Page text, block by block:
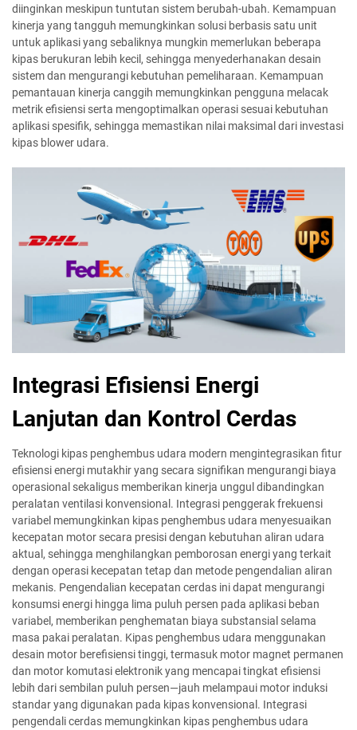
diinginkan meskipun tuntutan sistem berubah-ubah. Kemampuan
kinerja yang tangguh memungkinkan solusi berbasis satu unit
untuk aplikasi yang sebaliknya mungkin memerlukan beberapa
kipas berukuran lebih kecil, sehingga menyederhanakan desain
sistem dan mengurangi kebutuhan pemeliharaan. Kemampuan
pemantauan kinerja canggih memungkinkan pengguna melacak
metrik efisiensi serta mengoptimalkan operasi sesuai kebutuhan
aplikasi spesifik, sehingga memastikan nilai maksimal dari investasi
kipas blower udara.
Integrasi Efisiensi Energi
Lanjutan dan Kontrol Cerdas
Teknologi kipas penghembus udara modern mengintegrasikan fitur
efisiensi energi mutakhir yang secara signifikan mengurangi biaya
operasional sekaligus memberikan kinerja unggul dibandingkan
peralatan ventilasi konvensional. Integrasi penggerak frekuensi
variabel memungkinkan kipas penghembus udara menyesuaikan
kecepatan motor secara presisi dengan kebutuhan aliran udara
aktual, sehingga menghilangkan pemborosan energi yang terkait
dengan operasi kecepatan tetap dan metode pengendalian aliran
mekanis. Pengendalian kecepatan cerdas ini dapat mengurangi
konsumsi energi hingga lima puluh persen pada aplikasi beban
variabel, memberikan penghematan biaya substansial selama
masa pakai peralatan. Kipas penghembus udara menggunakan
desain motor berefisiensi tinggi, termasuk motor magnet permanen
dan motor komutasi elektronik yang mencapai tingkat efisiensi
lebih dari sembilan puluh persen—jauh melampaui motor induksi
standar yang digunakan pada kipas konvensional. Integrasi
pengendali cerdas memungkinkan kipas penghembus udara